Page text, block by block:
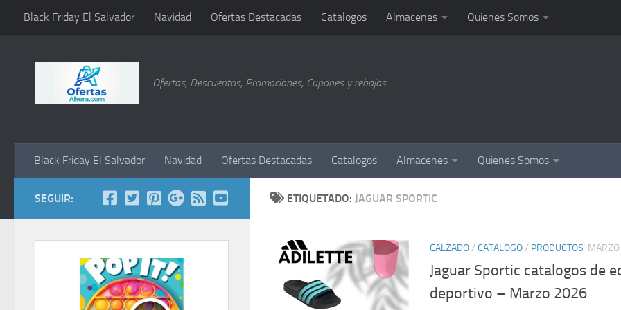
Saltar al contenido
Black Friday El Salvador Navidad Ofertas Destacadas Catalogos Almacenes Quienes Somos
Ofertas, Descuentos, Promociones, Cupones y rebajas
Black Friday El Salvador Navidad Ofertas Destacadas Catalogos Almacenes Quienes Somos
ETIQUETADO: JAGUAR SPORTIC
CALZADO/ CATALOGO/ PRODUCTOS
Jaguar Sportic catalogos de
deportivo – Marzo 2026
SEGUIR: